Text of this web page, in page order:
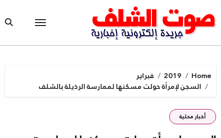
to
content
Home
2019
فبراير
السجن لإمرأة حولت مسكنها لممارسة الرذيلة بالشلف
أخبار محلية